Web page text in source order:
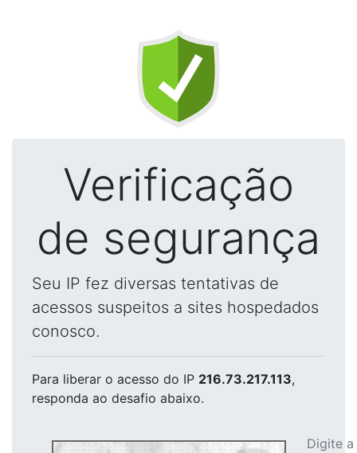
Verificação
de segurança
Seu IP fez diversas tentativas de
acessos suspeitos a sites hospedados
conosco.
Para liberar o acesso do IP 216.73.217.113,
responda ao desafio abaixo.
Digite